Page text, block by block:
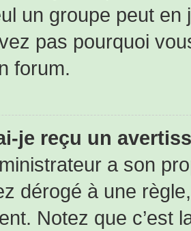
un groupe peut en
pas pourquoi
forum.
je reçu un
a son
dérogé à une
Notez que c’est